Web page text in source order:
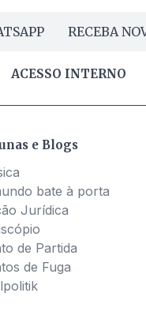
RECEBA
ACESSO INTERNO
e Blogs
bate à porta
Jurídica
de Partida
de Fuga